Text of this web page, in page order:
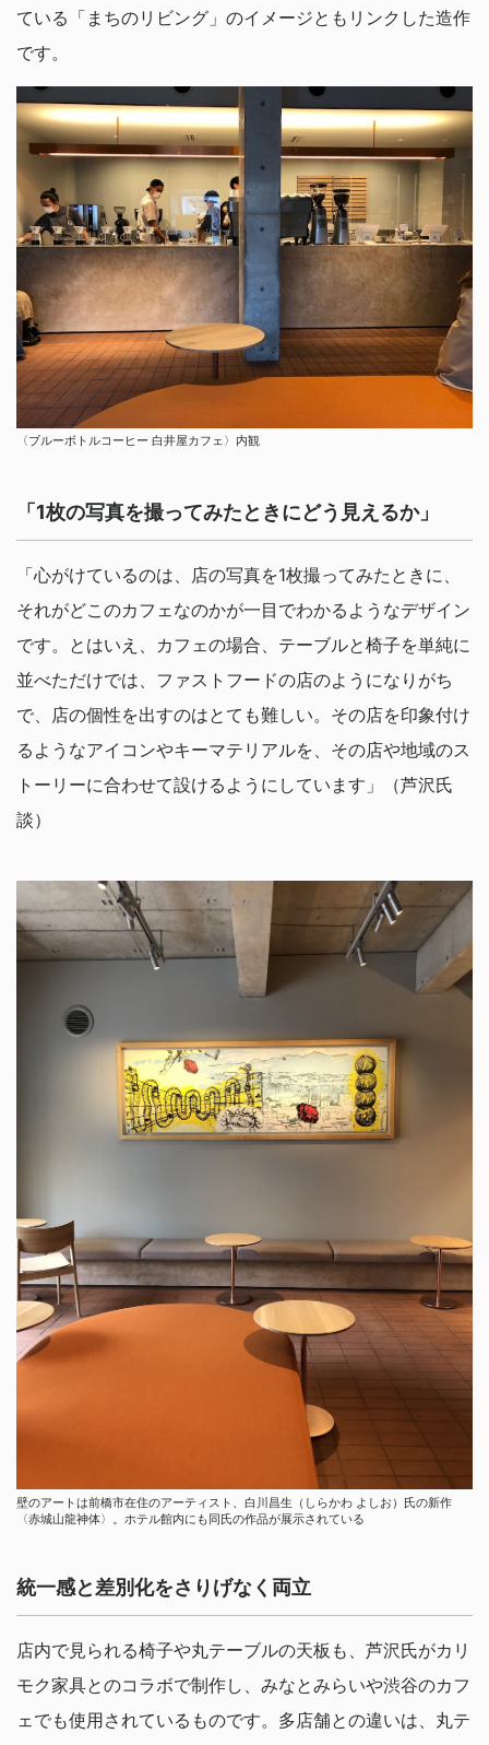
ている「まちのリビング」のイメージともリンクした造作
です。
〈ブルーボトルコーヒー 白井屋カフェ〉内観
「1枚の写真を撮ってみたときにどう見えるか」
「心がけているのは、店の写真を1枚撮ってみたときに、
それがどこのカフェなのかが一目でわかるようなデザイン
です。とはいえ、カフェの場合、テーブルと椅子を単純に
並べただけでは、ファストフードの店のようになりがち
で、店の個性を出すのはとても難しい。その店を印象付け
るようなアイコンやキーマテリアルを、その店や地域のス
トーリーに合わせて設けるようにしています」（芦沢氏
談）
壁のアートは前橋市在住のアーティスト、白川昌生（しらかわ よしお）氏の新作
〈赤城山龍神体〉。ホテル館内にも同氏の作品が展示されている
統一感と差別化をさりげなく両立
店内で見られる椅子や丸テーブルの天板も、芦沢氏がカリ
モク家具とのコラボで制作し、みなとみらいや渋谷のカフ
ェでも使用されているものです。多店舗との違いは、丸テ